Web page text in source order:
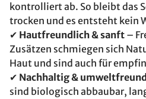
kontrolliert ab. So bleibt das
trocken und es entsteht kein
✔ Hautfreundlich & sanft –
Zusätzen schmiegen sich
Haut und sind auch für
✔ Nachhaltig &
sind biologisch abbaubar,